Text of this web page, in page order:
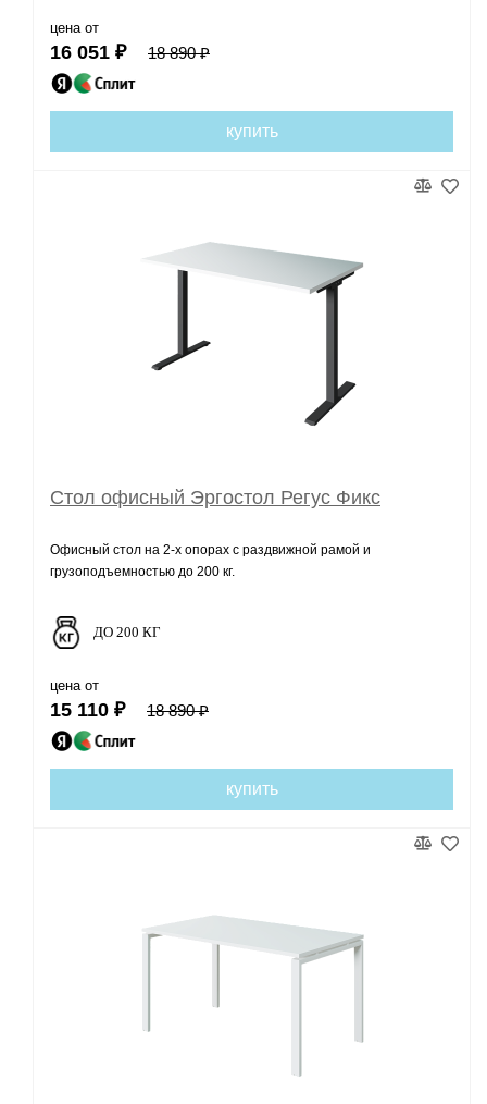
цена от
16 051 ₽ 18 890 ₽
купить
Стол офисный Эргостол Регус Фикс
Офисный стол на 2-х опорах с раздвижной рамой и
грузоподъемностью до 200 кг.
ДО 200 КГ
цена от
15 110 ₽ 18 890 ₽
купить